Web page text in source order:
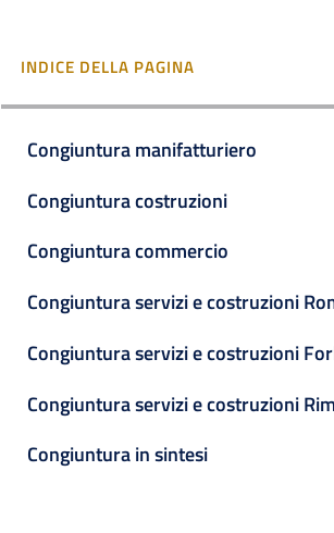
INDICE DELLA PAGINA
Congiuntura manifatturiero
Congiuntura costruzioni
Congiuntura commercio
Congiuntura servizi e costruzioni
Congiuntura servizi e costruzioni
Congiuntura servizi e costruzioni
Congiuntura in sintesi